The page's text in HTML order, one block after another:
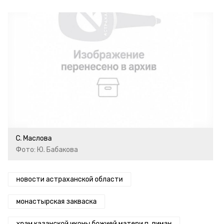
С. Маслова
Фото: Ю. Бабакова
новости астраханской области
монастырская закваска